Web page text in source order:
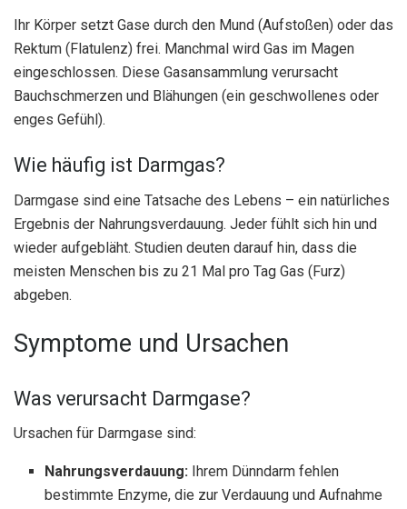
Ihr Körper setzt Gase durch den Mund (Aufstoßen) oder das
Rektum (Flatulenz) frei. Manchmal wird Gas im Magen
eingeschlossen. Diese Gasansammlung verursacht
Bauchschmerzen und Blähungen (ein geschwollenes oder
enges Gefühl).
Wie häufig ist Darmgas?
Darmgase sind eine Tatsache des Lebens – ein natürliches
Ergebnis der Nahrungsverdauung. Jeder fühlt sich hin und
wieder aufgebläht. Studien deuten darauf hin, dass die
meisten Menschen bis zu 21 Mal pro Tag Gas (Furz)
abgeben.
Symptome und Ursachen
Was verursacht Darmgase?
Ursachen für Darmgase sind:
Nahrungsverdauung: Ihrem Dünndarm fehlen
bestimmte Enzyme, die zur Verdauung und Aufnahme